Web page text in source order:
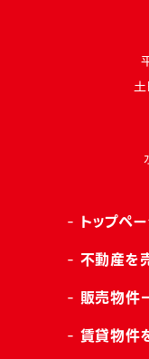
トップペ
不動産を
販売物件
賃貸物件